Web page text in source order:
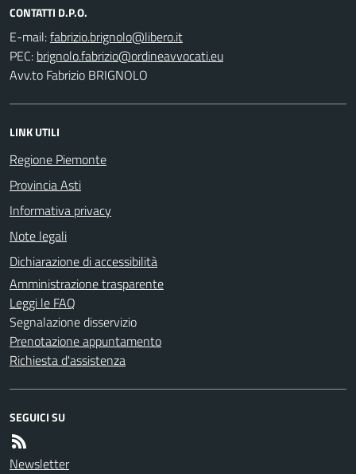
CONTATTI D.P.O.
E-mail:
PEC:
Avv.to Fabrizio BRIGNOLO
LINK UTILI
Regione Piemonte
Provincia Asti
Informativa privacy
Note legali
Dichiarazione di accessibilità
Amministrazione trasparente
Leggi le FAQ
Segnalazione disservizio
Prenotazione appuntamento
Richiesta d'assistenza
SEGUICI SU
Newsletter